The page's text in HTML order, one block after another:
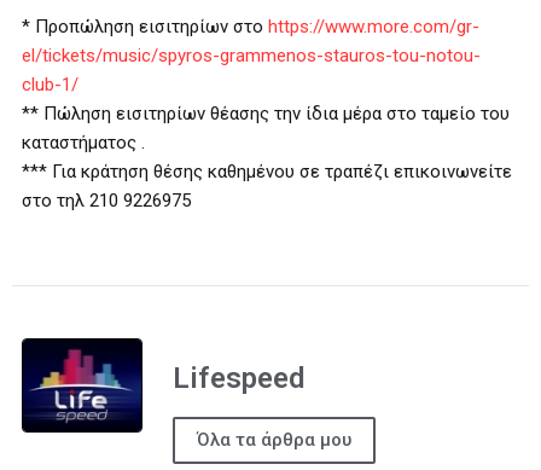
* Προπώληση εισιτηρίων στο https://www.more.com/gr-
el/tickets/music/spyros-grammenos-stauros-tou-notou-
club-1/
** Πώληση εισιτηρίων θέασης την ίδια μέρα στο ταμείο του
καταστήματος .
*** Για κράτηση θέσης καθημένου σε τραπέζι επικοινωνείτε
στο τηλ 210 9226975
Lifespeed
Όλα τα άρθρα μου